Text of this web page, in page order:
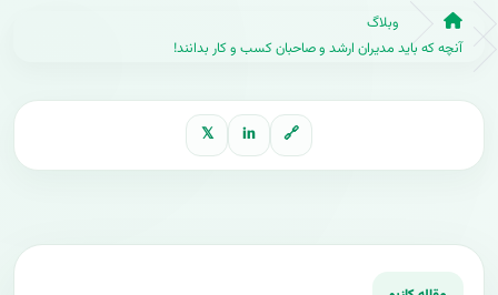
وبلاگ
آنچه که باید مدیران ارشد و صاحبان کسب و کار بدانند!
🔗
in
𝕏